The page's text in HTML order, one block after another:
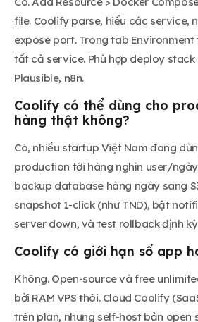
file. Coolify parse, hiểu các service,
expose port. Trong tab
tất cả service. Phù hợp deploy stack
Plausible, n8n.
Coolify có thể dùng cho
hàng thật không?
Có, nhiều startup Việt Nam đang
production tới hàng nghìn user/
backup database hàng ngày sang
snapshot 1-click (như TND), bật
server down, và test rollback định
Coolify có giới hạn số app
Không. Open-source và free
bởi RAM VPS thôi. Cloud Coolify
trên plan, nhưng self-host bản open